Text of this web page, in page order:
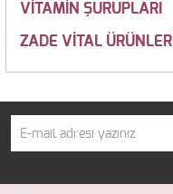
VİTAMİN ŞURUPLARI
ZADE VİTAL ÜRÜNLERİ